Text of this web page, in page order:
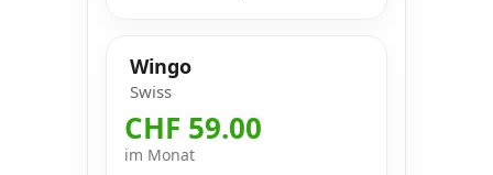
Wingo
Swiss
CHF 59.00
im Monat